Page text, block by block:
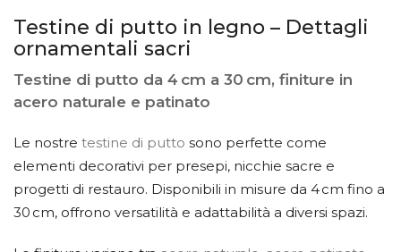
Testine di putto in legno – Dettagli
ornamentali sacri
Testine di putto da 4 cm a 30 cm, finiture in
acero naturale e patinato
Le nostre testine di putto sono perfette come
elementi decorativi per presepi, nicchie sacre e
progetti di restauro. Disponibili in misure da 4 cm fino a
30 cm, offrono versatilità e adattabilità a diversi spazi.